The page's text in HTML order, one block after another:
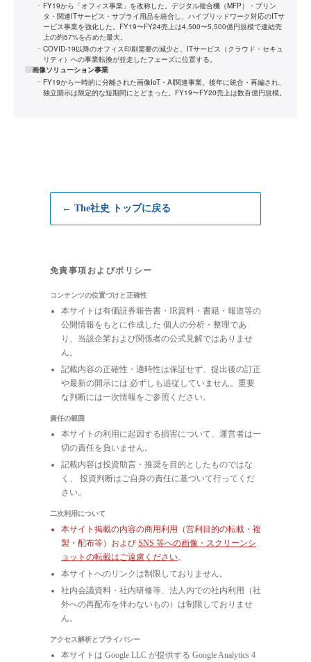
FY19から「オフィス事業」を改称した。デジタル複合機（MFP）・プリン
タ・関連ITサービス・サプライ用品を統合し、ハイブリッドワーク対応のITサ
ービス事業を強化した。FY19〜FY24売上は4,500〜5,500億円規模で連結売
上の約57%を占めた最大。
COVID-19以降のオフィス印刷需要の減少と、ITサービス（クラウド・セキュ
リティ）への事業転換が並走したフェーズに位置する。
画像ソリューション事業
FY19から一時的に分離された画像IoT・AI関連事業。後年に統合・再編され、
独立開示は限定的な短期間にとどまった。FY19〜FY20売上は数百億円規模。
← The社史 トップに戻る
免責事項およびポリシー
コンテンツの位置づけと正確性
本サイトは有価証券報告書・IR資料・書籍・報道等の
公開情報をもとに作成した 個人の分析・整理であ
り、当該企業および関係者の公式見解ではありませ
ん。
記載内容の正確性・適時性は保証せず、提出後の訂正
や最新の開示には 必ずしも追従していません。重要
な判断には一次情報をご参照ください。
責任の範囲
本サイトの利用に起因する損害について、運営者は一
切の責任を負いません。
記載内容は投資助言・推奨を目的としたものではな
く、 投資判断はご自身の責任に基づいて行ってくだ
さい。
二次利用について
本サイト掲載の内容の商用利用（営利目的の転載・複
製・配布等）および SNS 等への画像・スクリーンシ
ョットの転載はご遠慮ください。
本サイトへのリンクは制限しておりません。
社内会議資料・社内研修等、法人内での社内利用（社
外への再配布を伴わないもの）は制限しておりませ
ん。
アクセス解析とプライバシー
本サイトは Google LLC が提供する Google Analytics 4